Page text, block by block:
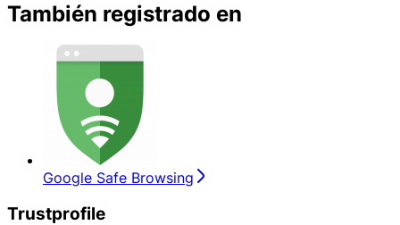
También registrado en
Google Safe Browsing
Trustprofile